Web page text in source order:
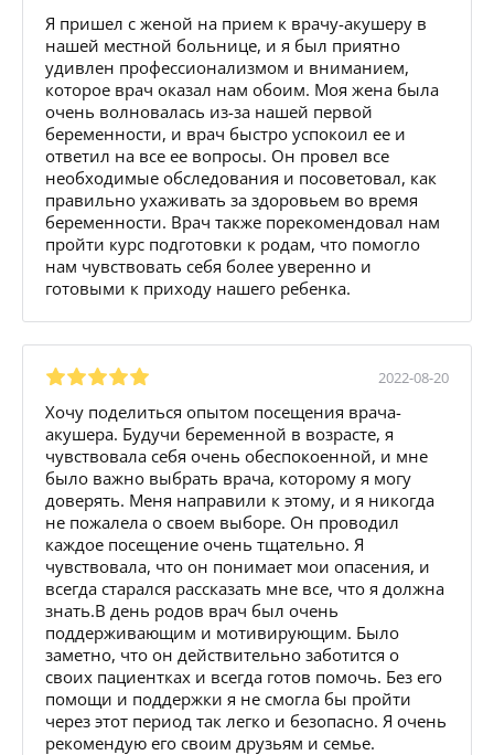
Я пришел с женой на прием к врачу-акушеру в
нашей местной больнице, и я был приятно
удивлен профессионализмом и вниманием,
которое врач оказал нам обоим. Моя жена была
очень волновалась из-за нашей первой
беременности, и врач быстро успокоил ее и
ответил на все ее вопросы. Он провел все
необходимые обследования и посоветовал, как
правильно ухаживать за здоровьем во время
беременности. Врач также порекомендовал нам
пройти курс подготовки к родам, что помогло
нам чувствовать себя более уверенно и
готовыми к приходу нашего ребенка.
2022-08-20
Хочу поделиться опытом посещения врача-
акушера. Будучи беременной в возрасте, я
чувствовала себя очень обеспокоенной, и мне
было важно выбрать врача, которому я могу
доверять. Меня направили к этому, и я никогда
не пожалела о своем выборе. Он проводил
каждое посещение очень тщательно. Я
чувствовала, что он понимает мои опасения, и
всегда старался рассказать мне все, что я должна
знать.В день родов врач был очень
поддерживающим и мотивирующим. Было
заметно, что он действительно заботится о
своих пациентках и всегда готов помочь. Без его
помощи и поддержки я не смогла бы пройти
через этот период так легко и безопасно. Я очень
рекомендую его своим друзьям и семье.